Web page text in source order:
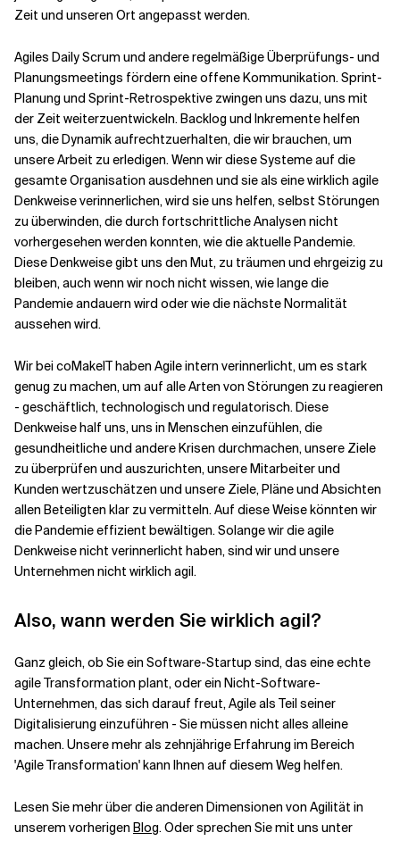
Zeit und unseren Ort angepasst werden.
Agiles Daily Scrum und andere regelmäßige Überprüfungs- und
Planungsmeetings fördern eine offene Kommunikation. Sprint-
Planung und Sprint-Retrospektive zwingen uns dazu, uns mit
der Zeit weiterzuentwickeln. Backlog und Inkremente helfen
uns, die Dynamik aufrechtzuerhalten, die wir brauchen, um
unsere Arbeit zu erledigen. Wenn wir diese Systeme auf die
gesamte Organisation ausdehnen und sie als eine wirklich agile
Denkweise verinnerlichen, wird sie uns helfen, selbst Störungen
zu überwinden, die durch fortschrittliche Analysen nicht
vorhergesehen werden konnten, wie die aktuelle Pandemie.
Diese Denkweise gibt uns den Mut, zu träumen und ehrgeizig zu
bleiben, auch wenn wir noch nicht wissen, wie lange die
Pandemie andauern wird oder wie die nächste Normalität
aussehen wird.
Wir bei coMakeIT haben Agile intern verinnerlicht, um es stark
genug zu machen, um auf alle Arten von Störungen zu reagieren
- geschäftlich, technologisch und regulatorisch. Diese
Denkweise half uns, uns in Menschen einzufühlen, die
gesundheitliche und andere Krisen durchmachen, unsere Ziele
zu überprüfen und auszurichten, unsere Mitarbeiter und
Kunden wertzuschätzen und unsere Ziele, Pläne und Absichten
allen Beteiligten klar zu vermitteln. Auf diese Weise könnten wir
die Pandemie effizient bewältigen. Solange wir die agile
Denkweise nicht verinnerlicht haben, sind wir und unsere
Unternehmen nicht wirklich agil.
Also, wann werden Sie wirklich agil?
Ganz gleich, ob Sie ein Software-Startup sind, das eine echte
agile Transformation plant, oder ein Nicht-Software-
Unternehmen, das sich darauf freut, Agile als Teil seiner
Digitalisierung einzuführen - Sie müssen nicht alles alleine
machen. Unsere mehr als zehnjährige Erfahrung im Bereich
'Agile Transformation' kann Ihnen auf diesem Weg helfen.
Lesen Sie mehr über die anderen Dimensionen von Agilität in
unserem vorherigen Blog. Oder sprechen Sie mit uns unter